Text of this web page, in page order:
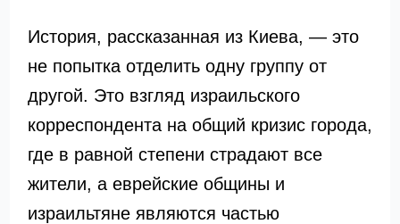
История, рассказанная из Киева, — это
не попытка отделить одну группу от
другой. Это взгляд израильского
корреспондента на общий кризис города,
где в равной степени страдают все
жители, а еврейские общины и
израильтяне являются частью